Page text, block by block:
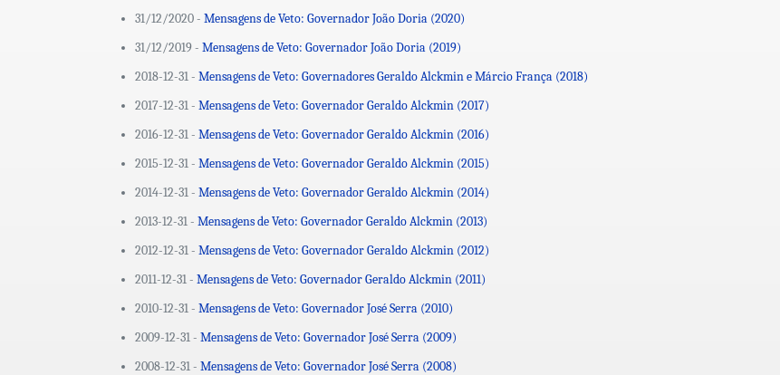
31/12/2020 - Mensagens de Veto: Governador João Doria (2020)
31/12/2019 - Mensagens de Veto: Governador João Doria (2019)
2018-12-31 - Mensagens de Veto: Governadores Geraldo Alckmin e Márcio França (2018)
2017-12-31 - Mensagens de Veto: Governador Geraldo Alckmin (2017)
2016-12-31 - Mensagens de Veto: Governador Geraldo Alckmin (2016)
2015-12-31 - Mensagens de Veto: Governador Geraldo Alckmin (2015)
2014-12-31 - Mensagens de Veto: Governador Geraldo Alckmin (2014)
2013-12-31 - Mensagens de Veto: Governador Geraldo Alckmin (2013)
2012-12-31 - Mensagens de Veto: Governador Geraldo Alckmin (2012)
2011-12-31 - Mensagens de Veto: Governador Geraldo Alckmin (2011)
2010-12-31 - Mensagens de Veto: Governador José Serra (2010)
2009-12-31 - Mensagens de Veto: Governador José Serra (2009)
2008-12-31 - Mensagens de Veto: Governador José Serra (2008)